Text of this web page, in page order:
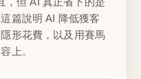
篇說明 AI 降低獲客
形花費，以及用賽馬
上。